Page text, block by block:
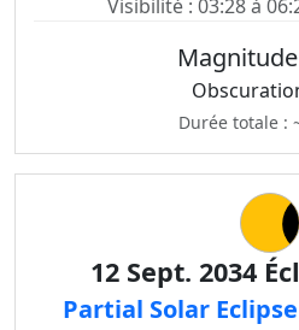
Visibilité : 03:28 à
Durée totale :
12 Sept. 2034
Partial Solar